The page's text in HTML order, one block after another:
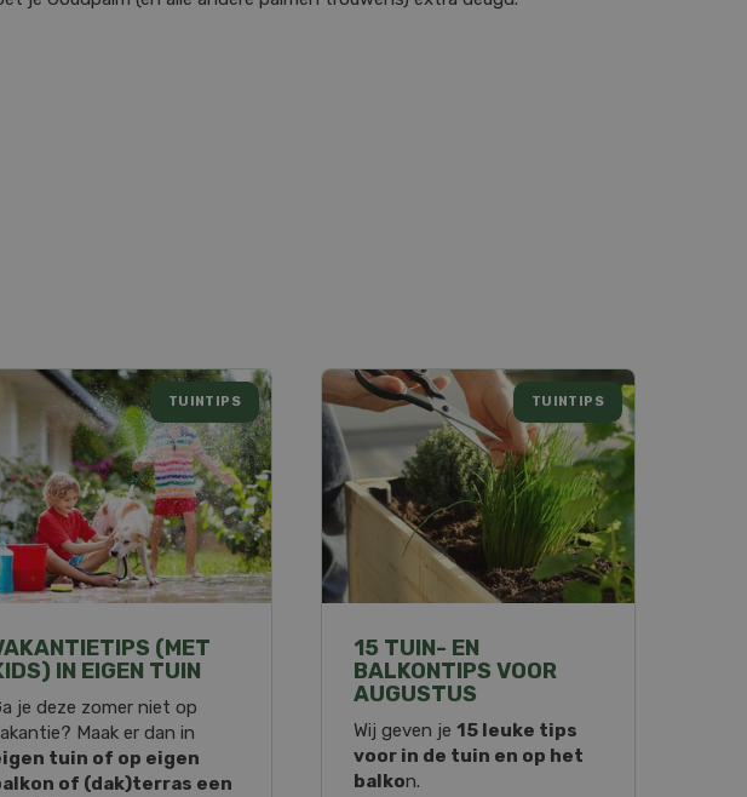
(MET
IN EIGEN TUIN
TUINTIPS
je deze zomer niet op
Maak er dan in
tuin of op eigen
of (dak)terras een
15 TUIN- EN
BALKONTIPS VOOR
AUGUSTUS
TUINTIPS
Wij geven je15 leuke tips
voor in de tuin en op het
balkon.